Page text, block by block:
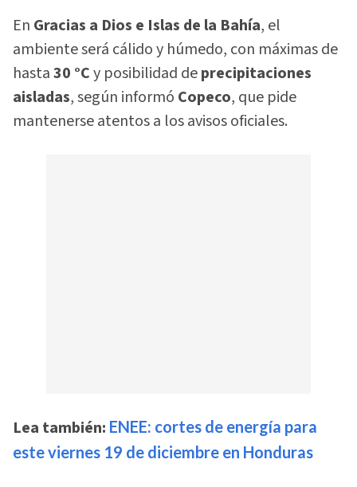
En Gracias a Dios e Islas de la Bahía, el
ambiente será cálido y húmedo, con máximas de
hasta30 °Cy posibilidad deprecipitaciones
aisladas, según informó Copeco, que pide
mantenerse atentos a los avisos oficiales.
Lea también: ENEE: cortes de energía para
este viernes 19 de diciembre en Honduras